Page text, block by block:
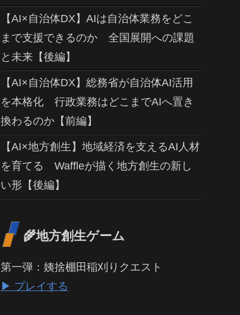
【AI×自治体DX】AIは自治体業務をどこ
まで支援できるのか 全国展開への課題
と未来【後編】
【AI×自治体DX】総務省が自治体AI活用
を本格化 行政業務はどこまでAIへ置き
換わるのか【前編】
【AI×地方創生】地域経済を支えるAI人材
を育てる Waffleが描く地方創生の新し
い形【後編】
🌾地方創生ゲーム
第一弾：姨捨棚田稲刈りクエスト
▶ プレイする